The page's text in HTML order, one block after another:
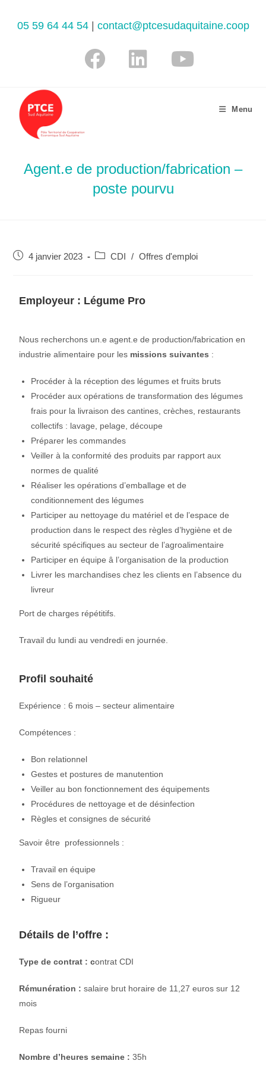
05 59 64 44 54| contact@ptcesudaquitaine.coop
Menu
Agent.e de production/fabrication –
poste pourvu
4 janvier 2023 CDI / Offres d'emploi
Employeur : Légume Pro
Nous recherchons un.e agent.e de production/fabrication en
industrie alimentaire pour les missions suivantes :
Procéder à la réception des légumes et fruits bruts
Procéder aux opérations de transformation des légumes
frais pour la livraison des cantines, crèches, restaurants
collectifs : lavage, pelage, découpe
Préparer les commandes
Veiller à la conformité des produits par rapport aux
normes de qualité
Réaliser les opérations d’emballage et de
conditionnement des légumes
Participer au nettoyage du matériel et de l’espace de
production dans le respect des règles d’hygiène et de
sécurité spécifiques au secteur de l’agroalimentaire
Participer en équipe â l’organisation de la production
Livrer les marchandises chez les clients en l’absence du
livreur
Port de charges répétitifs.
Travail du lundi au vendredi en journée.
Profil souhaité
Expérience : 6 mois – secteur alimentaire
Compétences :
Bon relationnel
Gestes et postures de manutention
Veiller au bon fonctionnement des équipements
Procédures de nettoyage et de désinfection
Règles et consignes de sécurité
Savoir être professionnels :
Travail en équipe
Sens de l’organisation
Rigueur
Détails de l’offre :
Type de contrat : contrat CDI
Rémunération : salaire brut horaire de 11,27 euros sur 12
mois
Repas fourni
Nombre d’heures semaine :35h